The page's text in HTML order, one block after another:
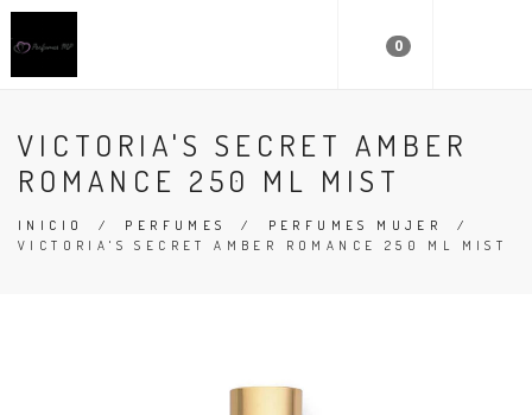
0
VICTORIA'S SECRET AMBER
ROMANCE 250 ML MIST
INICIO / PERFUMES / PERFUMES MUJER
/
VICTORIA'S SECRET AMBER ROMANCE 250 ML MIST